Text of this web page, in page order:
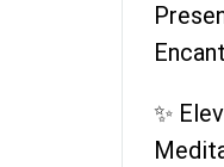
✨